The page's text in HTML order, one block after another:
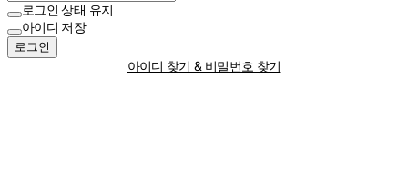
로그인 상태 유지
아이디 저장
로그인
아이디 찾기 & 비밀번호 찾기